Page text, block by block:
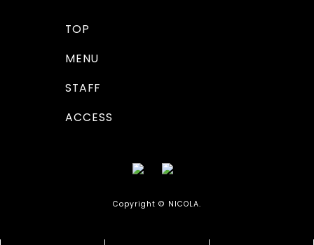
TOP
MENU
STAFF
ACCESS
Copyright © NICOLA.